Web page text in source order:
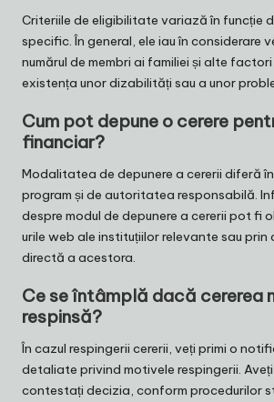
Criteriile de eligibilitate variază în funcție
specific. În general, ele iau în considerare
numărul de membri ai familiei și alte
existența unor dizabilități sau a unor
Cum pot depune o cerere
financiar?
Modalitatea de depunere a cererii diferă
program și de autoritatea responsabilă.
despre modul de depunere a cererii pot fi
urile web ale instituțiilor relevante sau
directă a acestora.
Ce se întâmplă dacă cererea
respinsă?
În cazul respingerii cererii, veți primi o
detaliate privind motivele respingerii.
contestați decizia, conform procedurilor